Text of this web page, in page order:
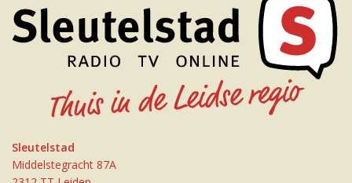
Sleutelstad
Middelstegracht 87A